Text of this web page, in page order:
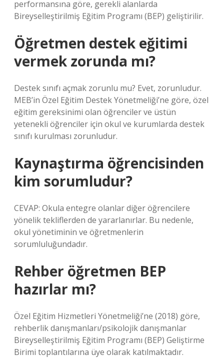
performansına göre, gerekli alanlarda
Bireyselleştirilmiş Eğitim Programı (BEP) geliştirilir.
Öğretmen destek eğitimi
vermek zorunda mı?
Destek sınıfı açmak zorunlu mu? Evet, zorunludur.
MEB’in Özel Eğitim Destek Yönetmeliği’ne göre, özel
eğitim gereksinimi olan öğrenciler ve üstün
yetenekli öğrenciler için okul ve kurumlarda destek
sınıfı kurulması zorunludur.
Kaynaştırma öğrencisinden
kim sorumludur?
CEVAP: Okula entegre olanlar diğer öğrencilere
yönelik tekliflerden de yararlanırlar. Bu nedenle,
okul yönetiminin ve öğretmenlerin
sorumluluğundadır.
Rehber öğretmen BEP
hazırlar mı?
Özel Eğitim Hizmetleri Yönetmeliği’ne (2018) göre,
rehberlik danışmanları/psikolojik danışmanlar
Bireyselleştirilmiş Eğitim Programı (BEP) Geliştirme
Birimi toplantılarına üye olarak katılmaktadır.